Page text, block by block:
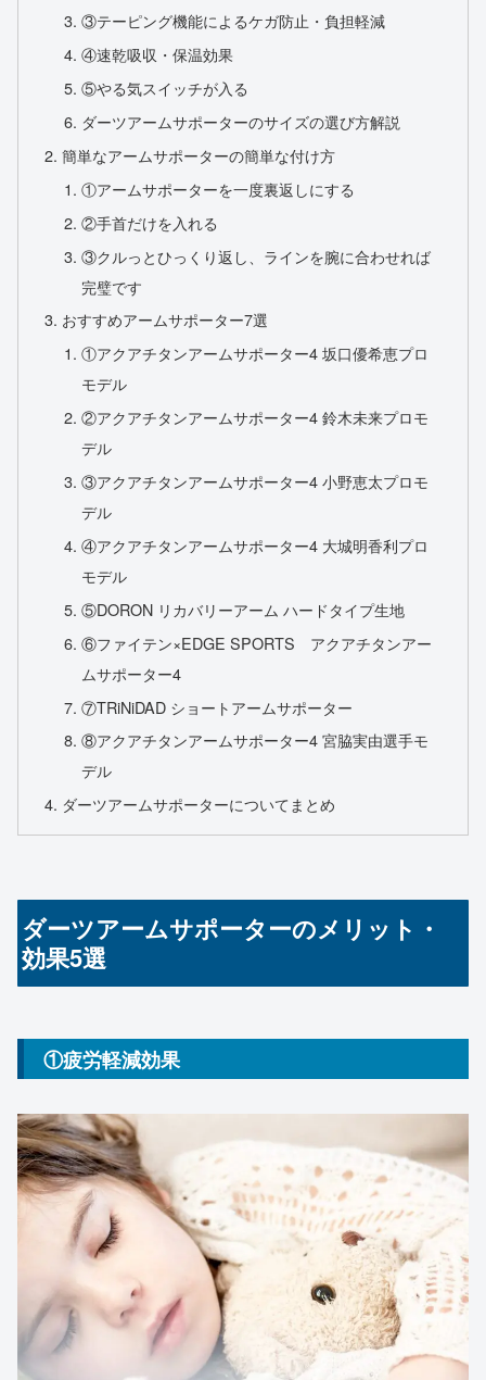
③テーピング機能によるケガ防止・負担軽減
④速乾吸収・保温効果
⑤やる気スイッチが入る
ダーツアームサポーターのサイズの選び方解説
簡単なアームサポーターの簡単な付け方
①アームサポーターを一度裏返しにする
②手首だけを入れる
③クルっとひっくり返し、ラインを腕に合わせれば
完璧です
おすすめアームサポーター7選
①アクアチタンアームサポーター4 坂口優希恵プロ
モデル
②アクアチタンアームサポーター4 鈴木未来プロモ
デル
③アクアチタンアームサポーター4 小野恵太プロモ
デル
④アクアチタンアームサポーター4 大城明香利プロ
モデル
⑤DORON リカバリーアーム ハードタイプ生地
⑥ファイテン×EDGE SPORTS アクアチタンアー
ムサポーター4
⑦TRiNiDAD ショートアームサポーター
⑧アクアチタンアームサポーター4 宮脇実由選手モ
デル
ダーツアームサポーターについてまとめ
ダーツアームサポーターのメリット・
効果5選
①疲労軽減効果